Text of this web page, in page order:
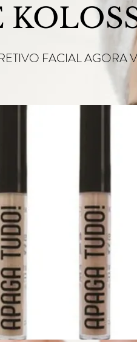
FACIAL AGORA